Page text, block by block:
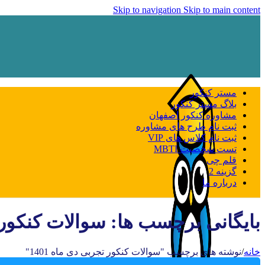
Skip to navigation Skip to main content
مستر کنکور
بلاگ مستر کنکور
مشاوره کنکور اصفهان
ثبت نام طرح های مشاوره
ثبت نام کلاس های VIP
تست شخصیت MBTI
قلم چی
گزینه 2
درباره ما
بایگانی برچسب ها: سوالات کنکور
خانه/نوشته های برچسب "سوالات کنکور تجربی دی ماه 1401"